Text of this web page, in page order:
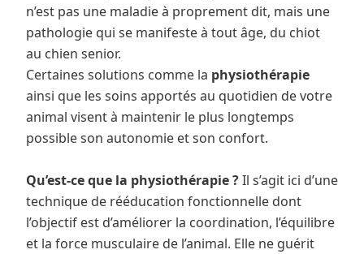
n’est pas une maladie à proprement dit, mais une
pathologie qui se manifeste à tout âge, du chiot
au chien senior.
Certaines solutions comme la physiothérapie
ainsi que les soins apportés au quotidien de votre
animal visent à maintenir le plus longtemps
possible son autonomie et son confort.
Qu’est-ce que la physiothérapie ?Il s’agit ici d’une
technique de rééducation fonctionnelle dont
l’objectif est d’améliorer la coordination, l’équilibre
et la force musculaire de l’animal. Elle ne guérit